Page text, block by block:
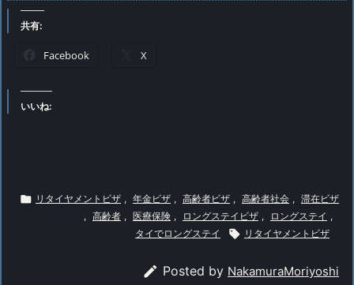
共有:
Facebook X
いいね:
 リタイヤメントビザ , 年金ビザ , 高齢者ビザ , 高齢者社会 , 滞在ビザ
, 高齢者 , 医療保険 , ロングステイビザ , ロングステイ ,
タイでロングステイ
 リタイヤメントビザ
 Posted by NakamuraMoriyoshi